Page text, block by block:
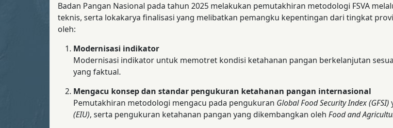
Badan Pangan Nasional pada tahun 2025 melakukan pemutakhiran metodologi FSVA
teknis, serta lokakarya finalisasi yang melibatkan pemangku kepentingan dari tingkat
oleh:
Modernisasi indikator
Modernisasi indikator untuk memotret kondisi ketahanan pangan berkelanjutan
yang faktual.
Mengacu konsep dan standar pengukuran ketahanan pangan internasional
Pemutakhiran metodologi mengacu pada pengukuran Global Food Security Index (GFSI)
(EIU), serta pengukuran ketahanan pangan yang dikembangkan oleh Food and